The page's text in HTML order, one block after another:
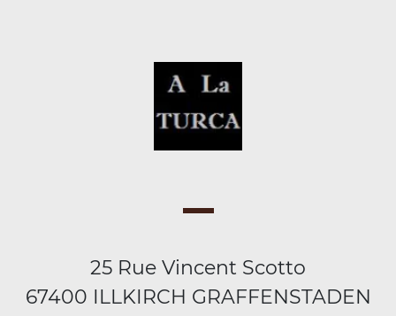
25 Rue Vincent Scotto
67400 ILLKIRCH GRAFFENSTADEN